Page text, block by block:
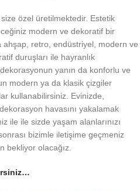
size özel üretilmektedir. Estetik
modern ve dekoratif bir
ahşap, retro, endüstriyel, modern ve
duruşları ile hayranlık
yanın da konforlu ve
modern ya da klasik çizgiler
kullanabilirsiniz. Evinizde,
havasını yakalamak
ile ile sizde yaşam alanlarınızı
bizimle iletişime geçmeniz
bekliyor olacağız.